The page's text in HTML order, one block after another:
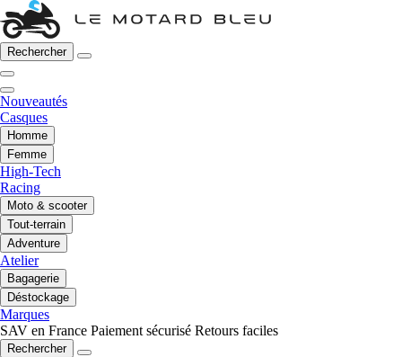
Rechercher
Nouveautés
Casques
Homme
Femme
High-Tech
Racing
Moto & scooter
Tout-terrain
Adventure
Atelier
Bagagerie
Déstockage
Marques
SAV en France Paiement sécurisé Retours faciles
Rechercher